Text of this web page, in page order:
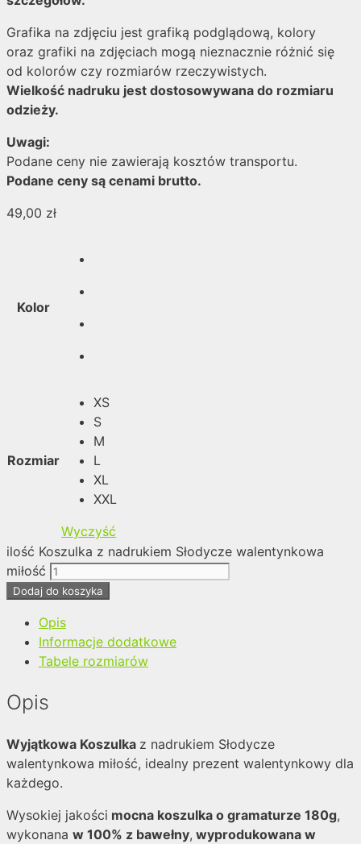
Grafika na zdjęciu jest grafiką podglądową, kolory
oraz grafiki na zdjęciach mogą nieznacznie różnić się
od kolorów czy rozmiarów rzeczywistych.
Wielkość nadruku jest dostosowywana do rozmiaru
odzieży.
Uwagi:
Podane ceny nie zawierają kosztów transportu.
Podane ceny są cenami brutto.
49,00 zł
Kolor
Rozmiar
XS
S
M
L
XL
XXL
Wyczyść
ilość Koszulka z nadrukiem Słodycze walentynkowa
miłość
Dodaj do koszyka
Opis
Informacje dodatkowe
Tabele rozmiarów
Opis
Wyjątkowa Koszulka z nadrukiem Słodycze
walentynkowa miłość, idealny prezent walentynkowy dla
każdego.
Wysokiej jakości mocna koszulka o gramaturze 180g,
wykonana w 100% z bawełny, wyprodukowana w